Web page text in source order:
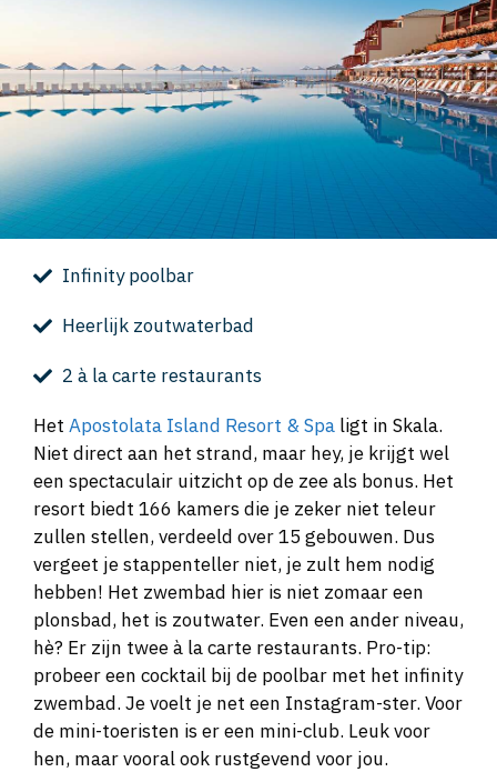
Infinity poolbar
Heerlijk zoutwaterbad
2 à la carte restaurants
Het Apostolata Island Resort & Spa ligt in Skala.
Niet direct aan het strand, maar hey, je krijgt wel
een spectaculair uitzicht op de zee als bonus. Het
resort biedt 166 kamers die je zeker niet teleur
zullen stellen, verdeeld over 15 gebouwen. Dus
vergeet je stappenteller niet, je zult hem nodig
hebben! Het zwembad hier is niet zomaar een
plonsbad, het is zoutwater. Even een ander niveau,
hè? Er zijn twee à la carte restaurants. Pro-tip:
probeer een cocktail bij de poolbar met het infinity
zwembad. Je voelt je net een Instagram-ster. Voor
de mini-toeristen is er een mini-club. Leuk voor
hen, maar vooral ook rustgevend voor jou.